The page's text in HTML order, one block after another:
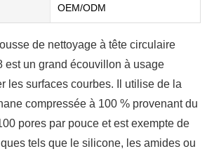
OEM/ODM
de nettoyage à tête circulaire
est un grand écouvillon à usage
les surfaces courbes. Il utilise de la
compressée à 100 % provenant du
pores par pouce et est exempte de
tels que le silicone, les amides ou